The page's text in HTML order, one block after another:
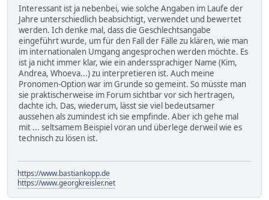
Interessant ist ja nebenbei, wie solche Angaben im Laufe der
Jahre unterschiedlich beabsichtigt, verwendet und bewertet
werden. Ich denke mal, dass die Geschlechtsangabe
eingeführt wurde, um für den Fall der Fälle zu klären, wie man
im internationalen Umgang angesprochen werden möchte. Es
ist ja nicht immer klar, wie ein anderssprachiger Name (Kim,
Andrea, Whoeva...) zu interpretieren ist. Auch meine
Pronomen-Option war im Grunde so gemeint. So müsste man
sie praktischerweise im Forum sichtbar vor sich hertragen,
dachte ich. Das, wiederum, lässt sie viel bedeutsamer
aussehen als zumindest ich sie empfinde. Aber ich gehe mal
mit ... seltsamem Beispiel voran und überlege derweil wie es
technisch zu lösen ist.
https://www.bastiankopp.de
https://www.georgkreisler.net